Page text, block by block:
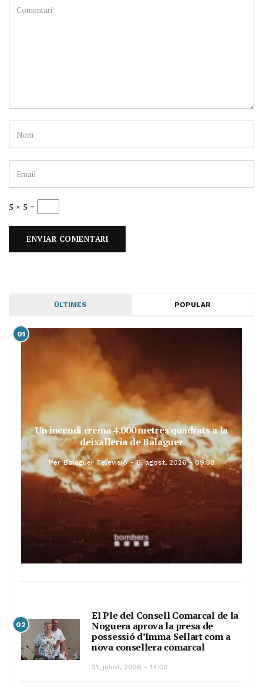
5 × 5 =
ÚLTIMES POPULAR
01
Un incendi crema 4.000 metres quadrats a la
deixalleria de Balaguer
Per Balaguer Televisió 6, agost, 2026 - 09:58
02
El Ple del Consell Comarcal de la
Noguera aprova la presa de
possessió d’Imma Sellart com a
nova consellera comarcal
31, juliol, 2026 - 14:03